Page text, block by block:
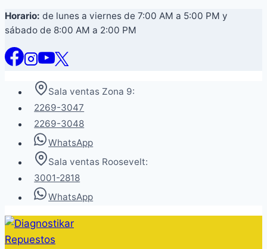
Saltar
al
contenido
Horario: de lunes a viernes de 7:00 AM a 5:00 PM y
sábado de 8:00 AM a 2:00 PM
Sala ventas Zona 9:
2269-3047
2269-3048
WhatsApp
Sala ventas Roosevelt:
3001-2818
WhatsApp